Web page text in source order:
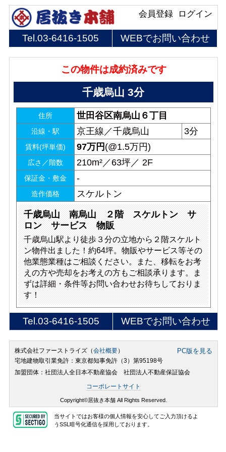
ログイン
会員登録
Tel.03-6416-1505 WEBでお問い合わせ
この物件は成約済みです
千歳烏山 3分
住所 世田谷区南烏山６丁目
沿線・駅 京王線／千歳烏山 3分
賃料(坪単価) 97万円 (@1.5万円)
広さ／階数 210m²／63坪／ 2F
保証金・敷金 -
造作価格 スケルトン
千歳烏山 南烏山 ２階 スケルトン サ
ロン サービス 物販
千歳烏山駅より徒歩３分の立地から２階スケルト
ン物件出ました！約64坪。物販やサービス等その
他業態業種はご相談ください。また、移転をお考
えの方や売却をお考えの方もご相談承ります。ま
ずは詳細・条件等お問い合わせお待ちしておりま
す！
Tel.03-6416-1505 WEBでお問い合わせ
株式会社ファーストライズ（会社概要） PC版を見る
宅地建物取引業免許：東京都知事免許（3）第95198号
加盟団体：社団法人全日本不動産協会 社団法人不動産保証協会
コーポレートサイト
Copyright©居抜き本舗 All Rights Reserved.
当サイトではお客様の個人情報を安心してご入力頂けるよ
うSSL暗号化通信を採用しております。